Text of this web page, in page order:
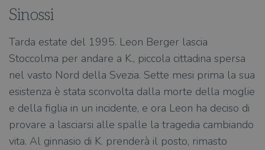
Sinossi
Tarda estate del 1995. Leon Berger lascia
Stoccolma per andare a K., piccola cittadina spersa
nel vasto Nord della Svezia. Sette mesi prima la sua
esistenza è stata sconvolta dalla morte della moglie
e della figlia in un incidente, e ora Leon ha deciso di
provare a lasciarsi alle spalle la tragedia cambiando
vita. Al ginnasio di K. prenderà il posto, rimasto